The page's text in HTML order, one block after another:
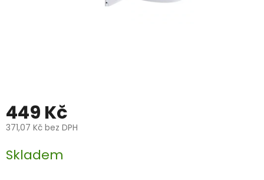
449 Kč
371,07 Kč bez DPH
cena:
Skladem